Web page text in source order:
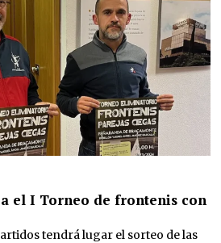
el I Torneo de frontenis con
tendrá lugar el sorteo de las